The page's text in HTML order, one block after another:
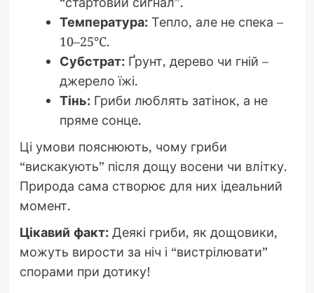
Температура:Тепло, але не спека –
10–25°C.
Субстрат:Ґрунт, дерево чи гній –
джерело їжі.
Тінь:Гриби люблять затінок, а не
пряме сонце.
Ці умови пояснюють, чому гриби
“вискакують” після дощу восени чи влітку.
Природа сама створює для них ідеальний
момент.
Цікавий факт:Деякі гриби, як дощовики,
можуть вирости за ніч і “вистрілювати”
спорами при дотику!